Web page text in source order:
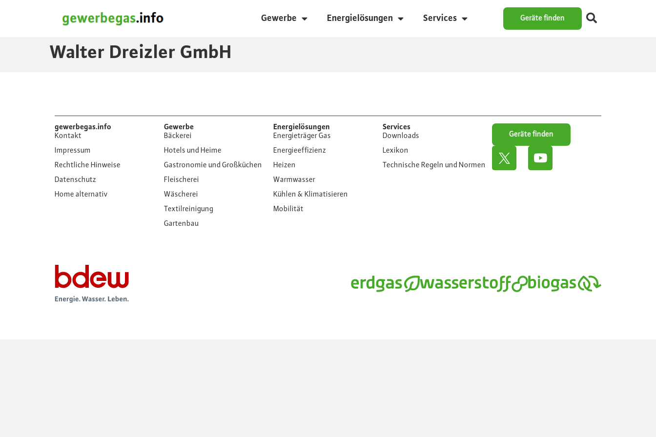
Gewerbe Energielösungen Services Geräte finden
Walter Dreizler GmbH
gewerbegas.info
Kontakt
Impressum
Rechtliche Hinweise
Datenschutz
Home alternativ
Gewerbe
Bäckerei
Hotels und Heime
Gastronomie und Großküchen
Fleischerei
Wäscherei
Textilreinigung
Gartenbau
Energielösungen
Energieträger Gas
Energieeffizienz
Heizen
Warmwasser
Kühlen & Klimatisieren
Mobilität
Services
Downloads
Lexikon
Technische Regeln und Normen
Geräte finden